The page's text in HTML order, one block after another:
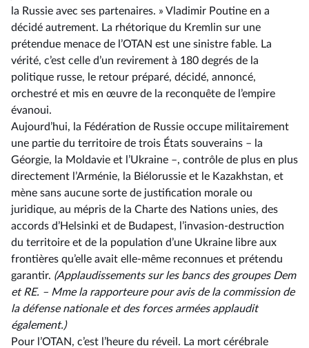
la Russie avec ses partenaires. » Vladimir Poutine en a
décidé autrement. La rhétorique du Kremlin sur une
prétendue menace de l’OTAN est une sinistre fable. La
vérité, c’est celle d’un revirement à 180 degrés de la
politique russe, le retour préparé, décidé, annoncé,
orchestré et mis en œuvre de la reconquête de l’empire
évanoui.
Aujourd’hui, la Fédération de Russie occupe militairement
une partie du territoire de trois États souverains –⁠ la
Géorgie, la Moldavie et l’Ukraine –, contrôle de plus en plus
directement l’Arménie, la Biélorussie et le Kazakhstan, et
mène sans aucune sorte de justification morale ou
juridique, au mépris de la Charte des Nations unies, des
accords d’Helsinki et de Budapest, l’invasion-destruction
du territoire et de la population d’une Ukraine libre aux
frontières qu’elle avait elle-même reconnues et prétendu
garantir. (Applaudissements sur les bancs des groupes Dem
et RE. –⁠ Mme la rapporteure pour avis de la commission de
la défense nationale et des forces armées applaudit
également.)
Pour l’OTAN, c’est l’heure du réveil. La mort cérébrale